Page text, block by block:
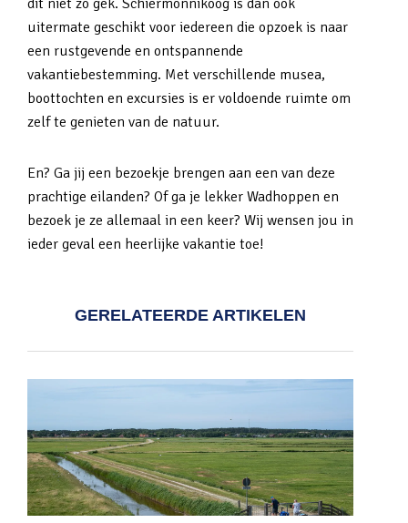
dit niet zo gek. Schiermonnikoog is dan ook
uitermate geschikt voor iedereen die opzoek is naar
een rustgevende en ontspannende
vakantiebestemming. Met verschillende musea,
boottochten en excursies is er voldoende ruimte om
zelf te genieten van de natuur.
En? Ga jij een bezoekje brengen aan een van deze
prachtige eilanden? Of ga je lekker Wadhoppen en
bezoek je ze allemaal in een keer? Wij wensen jou in
ieder geval een heerlijke vakantie toe!
GERELATEERDE ARTIKELEN